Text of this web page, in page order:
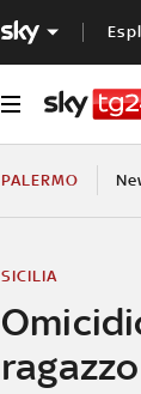
PALERMO
SICILIA